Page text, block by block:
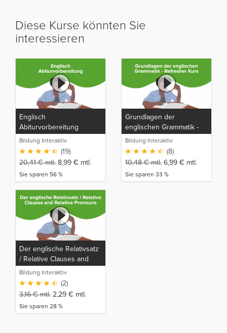
Diese Kurse könnten Sie
interessieren
Englisch
Abiturvorbereitung
Bildung Interaktiv
(19)
20,41€mtl. 8,99 € mtl.
Sie sparen 56 %
Grundlagen der
englischen Grammatik -
Refresher Kurs
Bildung Interaktiv
(8)
10,48€mtl. 6,99 € mtl.
Sie sparen 33 %
Der englische Relativsatz
/ Relative Clauses and
Relative Pronouns
Bildung Interaktiv
(2)
3,16€mtl. 2,29 € mtl.
Sie sparen 28 %